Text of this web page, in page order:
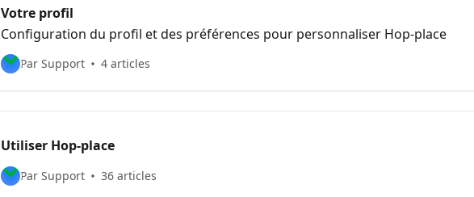
Votre profil
Configuration du profil et des préférences pour personnaliser Hop-place
Par Support 4 articles
Utiliser Hop-place
Par Support 36 articles